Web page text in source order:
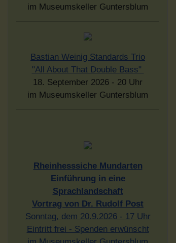
im Museumskeller Guntersblum
Bastian Weinig Standards Trio
"All About That Double Bass"
18. September 2026 - 20 Uhr
im Museumskeller Guntersblum
Rheinhesssiche Mundarten
Einführung in eine
Sprachlandschaft
Vortrag von Dr. Rudolf Post
Sonntag, dem 20.9.2026 - 17 Uhr
Eintritt frei - Spenden erwünscht